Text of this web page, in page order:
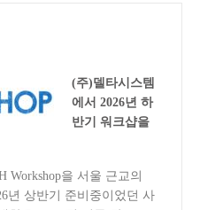
(주)델타시스템
에서 2026년 하
반기 워크샵을
Workshop을 서울 근교의
년 상반기 준비중이었던 사